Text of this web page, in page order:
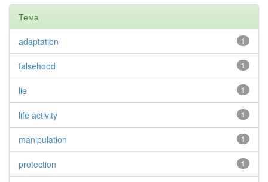
Тема
1
adaptation
1
falsehood
1
lie
1
life activity
1
manipulation
1
protection